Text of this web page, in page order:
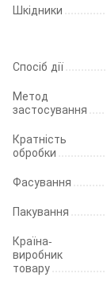
Шкідники
Спосіб дії
Метод
застосування
Кратність
обробки
Фасування
Пакування
Країна-
виробник
товару